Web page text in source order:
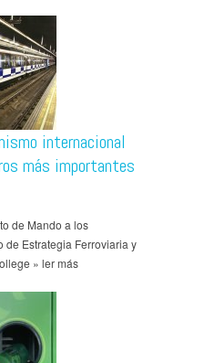
internacional
más importantes
de Mando a los
de Estrategia Ferroviaria y
» ler más